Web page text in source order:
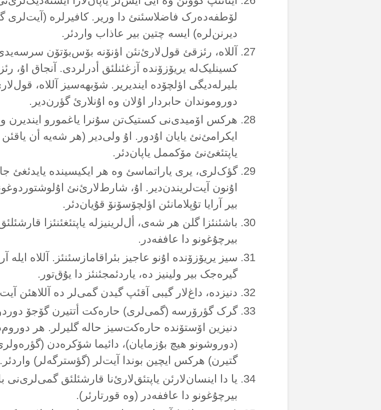
لۆطفەدەرک فاضلاسئنئ دا وریر. کافیرلرە (آیت‌لری
دیرنن‌لرە) ایسە چتین بیر عاذاب واردئر.
آللاە، رئزقئ قول‌لارئ‌نئن اؤنۆنە بۆس‌بۆتۆن
کسینلیک‌لە یریۆزۆندە آزغئنلئق أدرلردی. آنجاق اۇ،
بلیرلەدیگی اؤلچۆدە ایندیریر. شۆبهەسیز آللاە،
دوروموندان حابردار اۇلان وە اۇنلارئ گؤرن‌دیر.
هرکس اۆمیدی‌نی کستیک‌تن سۇنرا یاغمورو ایندیرن
ایکرامئ‌نئ یایان اۇدور. اۇ ولی‌دیر (هر شەیە أن یاقئن
یاپتئغئ‌نئ مۆکممل یاپان‌دئر.
گؤک‌لری، یری یاراتماسئ وە هر ایکیسیندە یایدئغئ
اۇنون آیت‌لریندن‌دیر. اۇ، شارط‌لارئ‌نئ
بیر آرایا تۇپلامانئن اؤلچۆسۆنۆ قۇیان‌دئر.
باشئنئزا گلن هر شەی، أل‌لرینیزلە یاپتئغئنئزا
بیرچۇغونو دا عاففەدر.
سیز یریۆزۆندە اۇنو عاجیز بئراقامازسئنئز. آللاە ایلە
گیرەجک بیر ولینیز دە، یاردئمجئنئز دا یۇق‌تور.
دنیزدە، داغ‌لار گیبی آقئپ گیدن گمی‌لر دە آللاهئن
گرک گؤرۆرسە (گمی‌لری) حارەکت أتتیرن گۆجۆ
دنیزین اۆستۆندە حارەکت‌سیز حالە گلیرلر. هر
(دوروشونو هیچ بۇزمایان)، دائیما شۆکرەدن
گتیرن) هرکس ایچین بوندا آیت‌لر (گؤسترگەلر) واردئر.
یا دا اینسان‌لارئن یاپتئق‌لارئ‌نا قارشئلئق گمی‌لری‌نی
بیرچۇغونو دا عاففەدر (وە قورتارئر).